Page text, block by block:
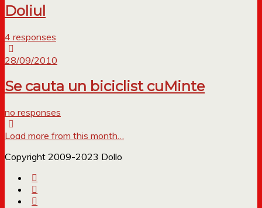
Doliul
4 responses
28/09/2010
Se cauta un biciclist cuMinte
no responses
Load more from this month…
Copyright 2009-2023 Dollo